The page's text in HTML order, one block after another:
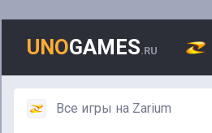
UNOGAMES.RU
Все игры на Zarium